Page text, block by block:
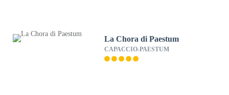
La Chora di Paestum
CAPACCIO-PAESTUM